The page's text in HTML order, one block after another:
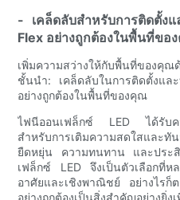
- เคล็ดลับสำหรับการติดตั้ง
Flex อย่างถูกต้องในพื้นที่ขอ
เพิ่มความสว่างให้กับพื้นที่ของคุ
ชั้นนำ: เคล็ดลับในการติดตั้งแล
อย่างถูกต้องในพื้นที่ของคุณ
ไฟนีออนเฟล็กซ์ LED ได้รับคว
สำหรับการเติมความสดใสแล
ยืดหยุ่น ความทนทาน และประ
เฟล็กซ์ LED จึงเป็นตัวเลือกที่ห
อาศัยและเชิงพาณิชย์ อย่างไรก็
อย่างถูกต้องเป็นสิ่งสำคัญอย่างยิ่